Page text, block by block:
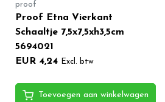
proof
Proof Etna Vierkant
Schaaltje 7,5x7,5xh3,5cm
5694021
EUR 4,24
Excl. btw
Toevoegen aan winkelwagen